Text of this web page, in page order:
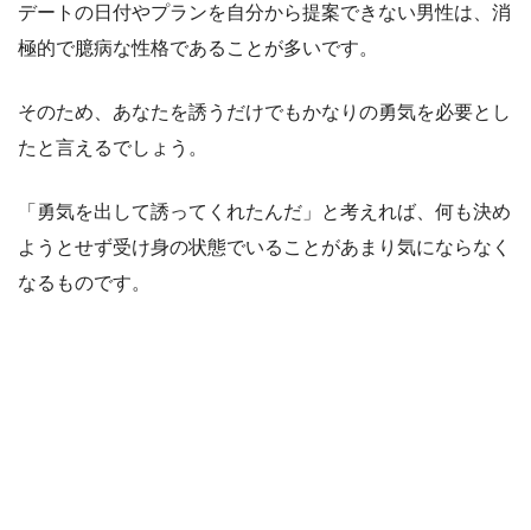
デートの日付やプランを自分から提案できない男性は、消
極的で臆病な性格であることが多いです。
そのため、あなたを誘うだけでもかなりの勇気を必要とし
たと言えるでしょう。
「勇気を出して誘ってくれたんだ」と考えれば、何も決め
ようとせず受け身の状態でいることがあまり気にならなく
なるものです。